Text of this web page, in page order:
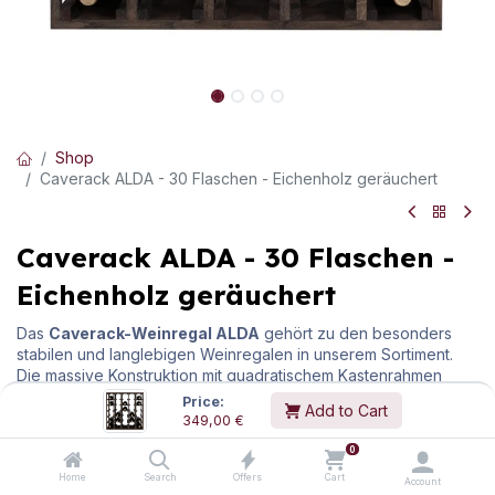
Price:
349,00 € Add to Cart
Home Search Offers
0
Cart Account
Shop
Caverack ALDA - 30 Flaschen - Eichenholz geräuchert
Caverack ALDA - 30 Flaschen -
Eichenholz geräuchert
Das Caverack-Weinregal ALDA gehört zu den besonders
stabilen und langlebigen Weinregalen in unserem Sortiment.
Die massive Konstruktion mit quadratischem Kastenrahmen
sorgt für hohe Standfestigkeit, klare Linien und eine
hochwertige, natürliche Optik – ideal für private Weinkeller,
stilvolle Weinräume und professionelle Lagerbereiche.
Ein besonderer Vorteil der Caverack-Serie:Alle Module